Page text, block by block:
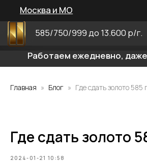
Москва и МО
585/750/999 до 13.600 р/г.
Работаем ежедневно, даже в праздники
Главная Блог Где сдать золото 585
Где сдать золото
2024-01-21 10:58